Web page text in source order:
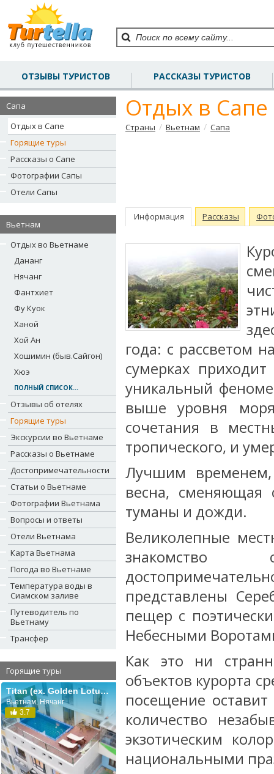
ОТЗЫВЫ ТУРИСТОВ РАССКАЗЫ ТУРИСТОВ
Сапа
Отдых в Сапе
Горящие туры
Рассказы о Сапе
Фотографии Сапы
Отели Сапы
Вьетнам
Отдых во Вьетнаме
Дананг
Нячанг
Фантхиет
Фу Куок
Ханой
Хой Ан
Хошимин (быв.Сайгон)
Хюэ
ПОЛНЫЙ СПИСОК...
Отзывы об отелях
Горящие туры
Экскурсии во Вьетнаме
Рассказы о Вьетнаме
Достопримечательности
Статьи о Вьетнаме
Фотографии Вьетнама
Вопросы и ответы
Отели Вьетнама
Карта Вьетнама
Погода во Вьетнаме
Температура воды в
Сиамском заливе
Путеводитель по
Вьетнаму
Трансфер
Горящие туры
Titan (ex. Golden Lotus Central)
Вьетнам, Нячанг
3.7
Отдых в Сапе
Страны / Вьетнам / Сапа
Информация Рассказы
года: с рассветом
сумерках
уникальный
выше уровня
сочетания в
тропического, и
Лучшим временем,
весна, сменяющая
туманы и дожди.
Великолепные
знакомство
представлены
пещер с
Небесными
Как это ни
объектов курорта
посещение
количество
экзотическим
национальными